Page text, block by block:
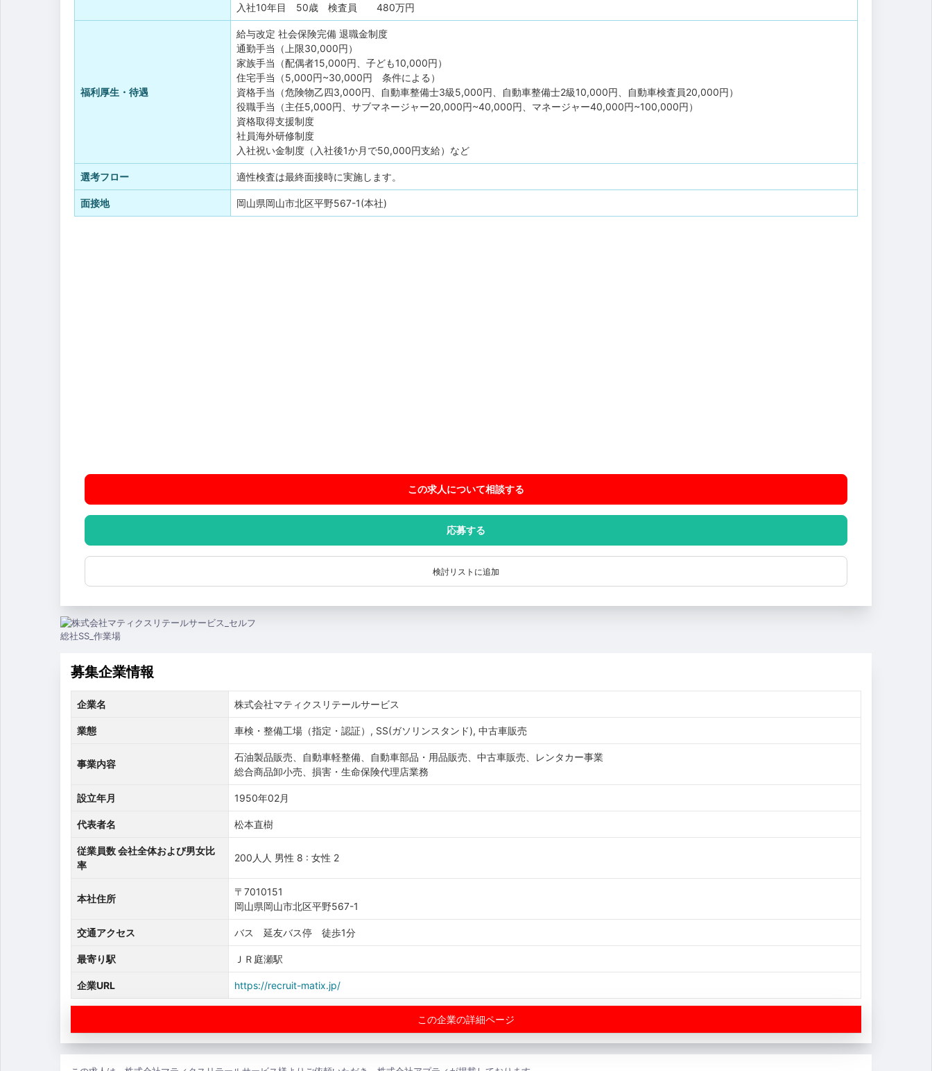
入社10年目 50歳 検査員 480万円
福利厚生・待遇
給与改定 社会保険完備 退職金制度
通勤手当（上限30,000円）
家族手当（配偶者15,000円、子ども10,000円）
住宅手当（5,000円~30,000円 条件による）
資格手当（危険物乙四3,000円、自動車整備士3級5,000円、自動車整備士2級10,000円、自動車検査員20,000円）
役職手当（主任5,000円、サブマネージャー20,000円~40,000円、マネージャー40,000円~100,000円）
資格取得支援制度
社員海外研修制度
入社祝い金制度（入社後1か月で50,000円支給）など
選考フロー 適性検査は最終面接時に実施します。
面接地 岡山県岡山市北区平野567-1(本社)
この求人について相談する
応募する
検討リストに追加
募集企業情報
企業名 株式会社マティクスリテールサービス
業態 車検・整備工場（指定・認証）, SS(ガソリンスタンド), 中古車販売
事業内容
石油製品販売、自動車軽整備、自動車部品・用品販売、中古車販売、レンタカー事業
総合商品卸小売、損害・生命保険代理店業務
設立年月 1950年02月
代表者名 松本直樹
従業員数 会社全体および男女比
率
200人人 男性 8 : 女性 2
本社住所
〒7010151
岡山県岡山市北区平野567-1
交通アクセス バス 延友バス停 徒歩1分
最寄り駅 ＪＲ庭瀬駅
企業URL https://recruit-matix.jp/
この企業の詳細ページ